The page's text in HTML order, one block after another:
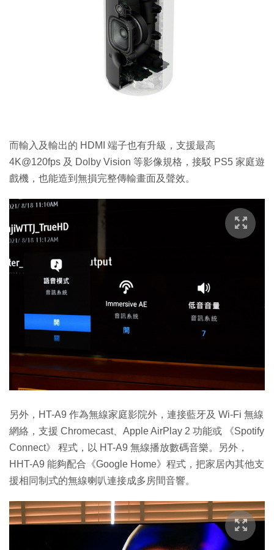
而輸入及輸出的 HDMI 端子也有升級，支援最高
4K@120fps 及 Dolby Vision 等影像規格，接駁 PS5 家庭遊
戲機，也能造到無損完整傳輸畫面及聲效。
另外，HT-A9 作為無線家庭影院外，連接藍牙及 Wi-Fi 無線
網絡，支援 Chromecast、Apple AirPlay 2 功能或 《Spotify
Connect》 程式，以 HT-A9 無線播放數碼音樂。另外，
HHT-A9 能夠配合《Google Home》程式，把家居內其他支
援相同制式的無線喇叭連接成多房間音響。